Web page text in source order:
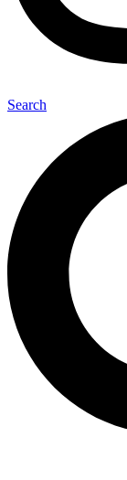
Search